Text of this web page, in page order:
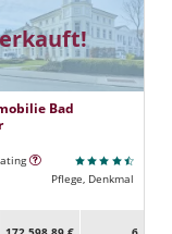
Bad
Pflege, Denkmal